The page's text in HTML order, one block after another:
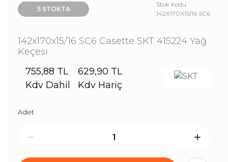
5 STOKTA
Stok Kodu
142X170X15/16 SC6
142x170x15/16 SC6 Casette SKT 415224 Yağ
Keçesi
755,88 TL
Kdv Dahil
629,90 TL
Kdv Hariç
Adet